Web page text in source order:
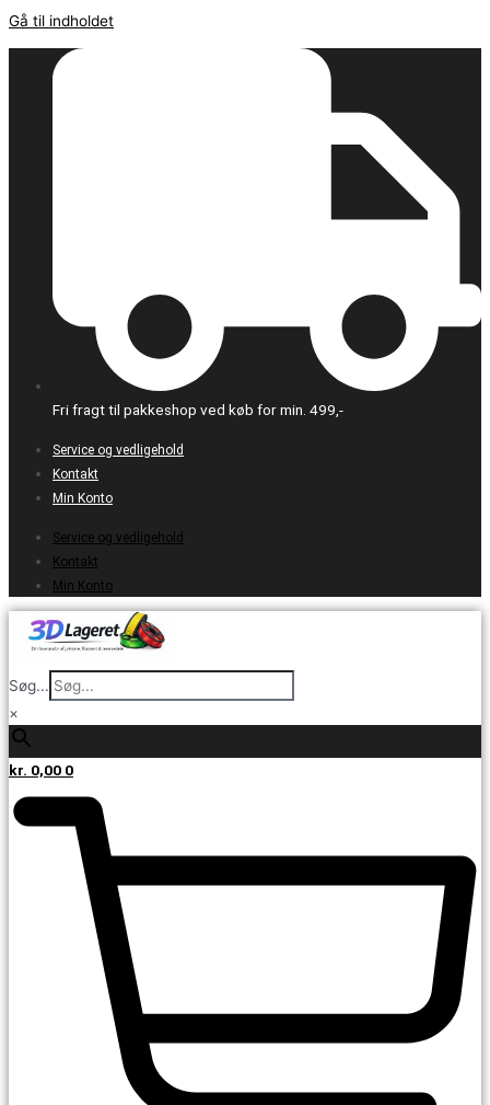
Gå til indholdet
Fri fragt til pakkeshop ved køb for min. 499,-
Service og vedligehold
Kontakt
Min Konto
Service og vedligehold
Kontakt
Min Konto
Søg...
×
kr. 0,00 0